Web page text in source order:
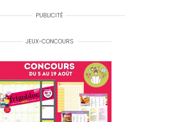
PUBLICITÉ
JEUX-CONCOURS